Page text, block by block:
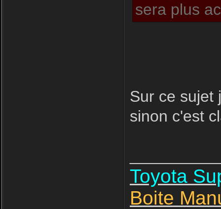
sera plus
Sur ce sujet
sinon c'est
Toyota
Boite